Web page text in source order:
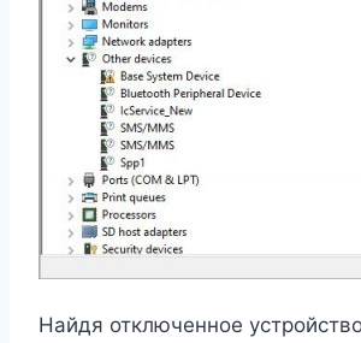
Найдя отключенное